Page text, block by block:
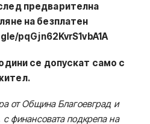
предварителна
на безплатен
pqGjn62KvrS1vbA1A
се допускат само с
от Община Благоевград и
финансовата подкрепа на